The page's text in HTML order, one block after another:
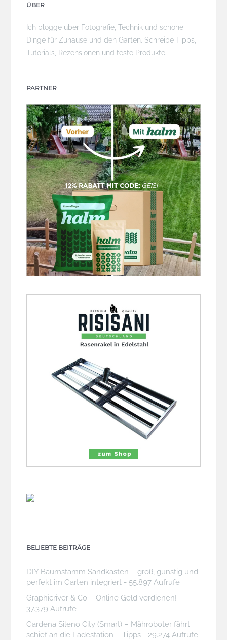
ÜBER
Ich blogge über Fotografie, Technik und schöne
Dinge für Zuhause und den Garten. Schreibe Tipps,
Tutorials, Rezensionen und teste Produkte.
PARTNER
BELIEBTE BEITRÄGE
DIY Baumstamm Sandkasten – groß, günstig und
perfekt im Garten integriert - 55.897 Aufrufe
Graphicriver & Co – Online Geld verdienen! -
37.379 Aufrufe
Gardena Sileno City (Smart) – Mähroboter fährt
schief an die Ladestation – Tipps - 29.274 Aufrufe